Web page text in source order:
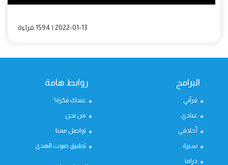
2022-01-13 | 1594 قراءة
البرامج
قرآني
عبادي
أخلاقي
سيرة
دراما
روابط هامة
عندك فكرة؟
من نحن
تواصل معنا
تطبيق صوت الهدى